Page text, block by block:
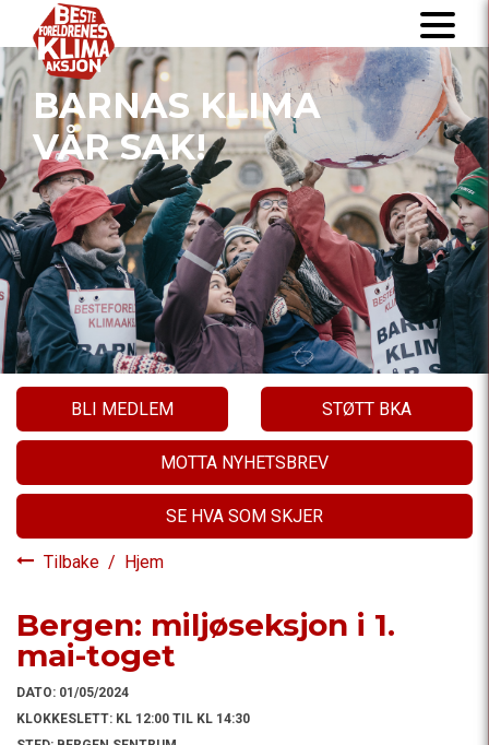
BARNAS KLIMA
VÅR SAK!
BLI MEDLEM STØTT BKA
MOTTA NYHETSBREV
SE HVA SOM SKJER
Tilbake / Hjem
Bergen: miljøseksjon i 1.
mai-toget
DATO: 01/05/2024
KLOKKESLETT: KL 12:00 TIL KL 14:30